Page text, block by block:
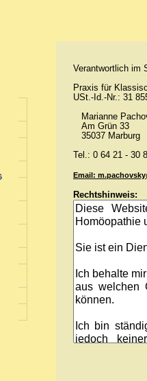
Verantwortlich im
Praxis für
USt.-Id.-Nr.: 31
Marianne
Am Grün 33
35037 Marburg
Tel.: 0 64 21 - 30
Email:
Rechtshinweis: